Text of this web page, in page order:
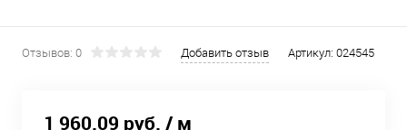
Отзывов: 0 Добавить отзыв Артикул: 024545
1 960.09 руб. / м